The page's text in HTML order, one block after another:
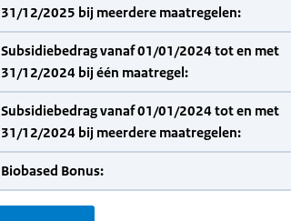
31/12/2025 bij meerdere maatregelen:
Subsidiebedrag vanaf 01/01/2024 tot en met
31/12/2024 bij één maatregel:
Subsidiebedrag vanaf 01/01/2024 tot en met
31/12/2024 bij meerdere maatregelen:
Biobased Bonus: